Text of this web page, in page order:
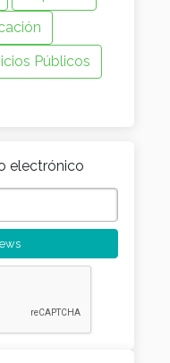
Públicos
electrónico